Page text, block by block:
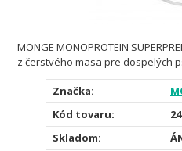
MONGE MONOPROTEIN
z čerstvého mäsa pre dospelých
Značka:
Kód tovaru:
Skladom: